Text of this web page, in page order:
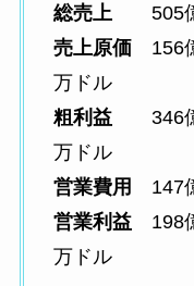
総売上 505億
売上原価156億
万ドル
粗利益
346
万ドル
営業費用
147
営業利益198億
万ドル